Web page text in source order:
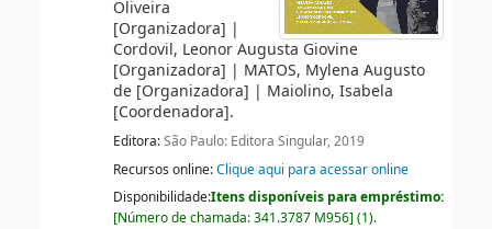
Oliveira
[Organizadora] |
Cordovil, Leonor Augusta Giovine
[Organizadora] | MATOS, Mylena Augusto
de[Organizadora] | Maiolino, Isabela
[Coordenadora].
Editora:São Paulo: Editora Singular, 2019
Recursos online:Clique aqui para acessar online
Disponibilidade:Itens disponíveis para empréstimo:
[Número de chamada:341.3787 M956] (1).